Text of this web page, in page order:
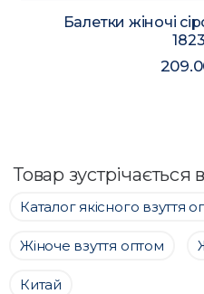
Балетки жіночі
Товар зустрічається
Каталог якісного взуття
Жіноче взуття оптом
Китай